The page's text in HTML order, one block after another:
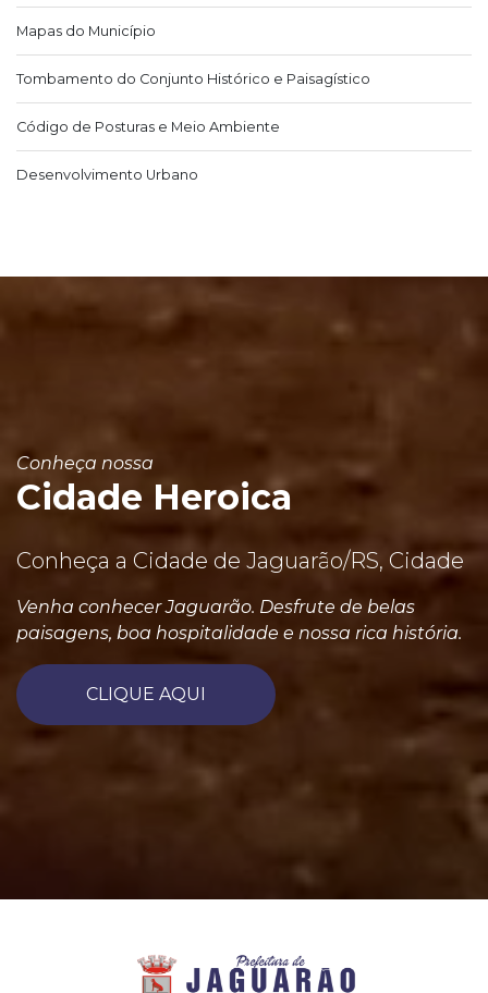
Mapas do Município
Tombamento do Conjunto Histórico e Paisagístico
Código de Posturas e Meio Ambiente
Desenvolvimento Urbano
Conheça nossa
Cidade Heroica
Conheça a Cidade de Jaguarão/RS, Cidade
Venha conhecer Jaguarão. Desfrute de belas
paisagens, boa hospitalidade e nossa rica história.
CLIQUE AQUI